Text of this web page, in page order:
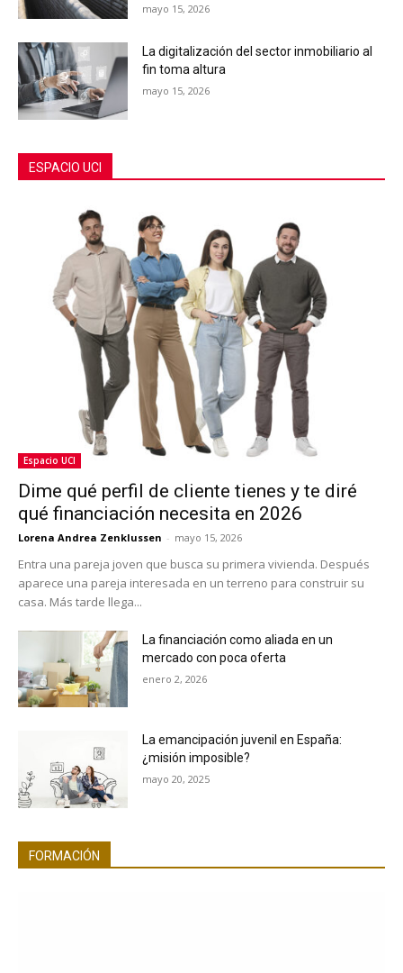
mayo 15, 2026
La digitalización del sector inmobiliario al
fin toma altura
mayo 15, 2026
ESPACIO UCI
Espacio UCI
Dime qué perfil de cliente tienes y te diré
qué financiación necesita en 2026
Lorena Andrea Zenklussen - mayo 15, 2026
Entra una pareja joven que busca su primera vivienda. Después
aparece una pareja interesada en un terreno para construir su
casa. Más tarde llega...
La financiación como aliada en un
mercado con poca oferta
enero 2, 2026
La emancipación juvenil en España:
¿misión imposible?
mayo 20, 2025
FORMACIÓN